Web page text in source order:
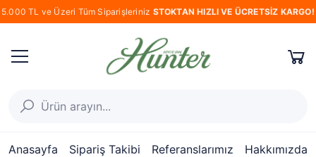
5.000 TL ve Üzeri Tüm Siparişleriniz STOKTAN HIZLI VE ÜCRETSİZ KARGO!
Anasayfa Sipariş Takibi Referanslarımız Hakkımızda